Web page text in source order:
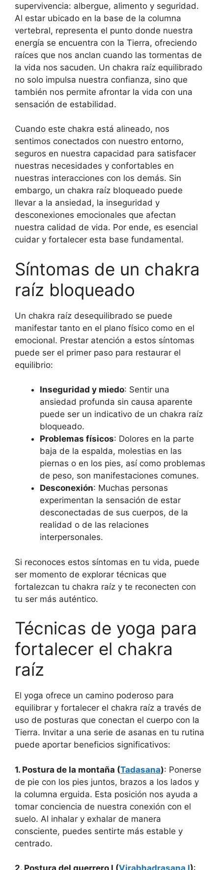
supervivencia: albergue, alimento y seguridad.
Al estar ubicado en la base de la columna
vertebral, representa el punto donde nuestra
energía se encuentra con la Tierra, ofreciendo
raíces que nos anclan cuando las tormentas de
la vida nos sacuden. Un chakra raíz equilibrado
no solo impulsa nuestra confianza, sino que
también nos permite afrontar la vida con una
sensación de estabilidad.
Cuando este chakra está alineado, nos
sentimos conectados con nuestro entorno,
seguros en nuestra capacidad para satisfacer
nuestras necesidades y confortables en
nuestras interacciones con los demás. Sin
embargo, un chakra raíz bloqueado puede
llevar a la ansiedad, la inseguridad y
desconexiones emocionales que afectan
nuestra calidad de vida. Por ende, es esencial
cuidar y fortalecer esta base fundamental.
Síntomas de un chakra
raíz bloqueado
Un chakra raíz desequilibrado se puede
manifestar tanto en el plano físico como en el
emocional. Prestar atención a estos síntomas
puede ser el primer paso para restaurar el
equilibrio:
Inseguridad y miedo: Sentir una
ansiedad profunda sin causa aparente
puede ser un indicativo de un chakra raíz
bloqueado.
Problemas físicos: Dolores en la parte
baja de la espalda, molestias en las
piernas o en los pies, así como problemas
de peso, son manifestaciones comunes.
Desconexión: Muchas personas
experimentan la sensación de estar
desconectadas de sus cuerpos, de la
realidad o de las relaciones
interpersonales.
Si reconoces estos síntomas en tu vida, puede
ser momento de explorar técnicas que
fortalezcan tu chakra raíz y te reconecten con
tu ser más auténtico.
Técnicas de yoga para
fortalecer el chakra
raíz
El yoga ofrece un camino poderoso para
equilibrar y fortalecer el chakra raíz a través de
uso de posturas que conectan el cuerpo con la
Tierra. Invitar a una serie de asanas en tu rutina
puede aportar beneficios significativos:
1. Postura de la montaña (Tadasana): Ponerse
de pie con los pies juntos, brazos a los lados y
la columna erguida. Esta posición nos ayuda a
tomar conciencia de nuestra conexión con el
suelo. Al inhalar y exhalar de manera
consciente, puedes sentirte más estable y
centrado.